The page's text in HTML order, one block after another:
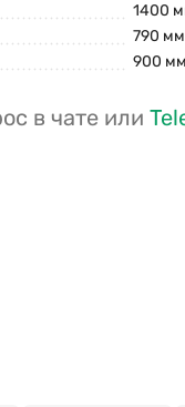
1400
790 мм
900 мм
в чате или